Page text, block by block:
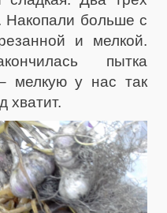
больше с
и мелкой.
пытка
мелкую у нас так
хватит.